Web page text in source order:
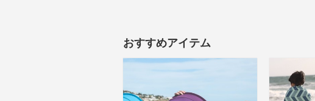
おすすめアイテム